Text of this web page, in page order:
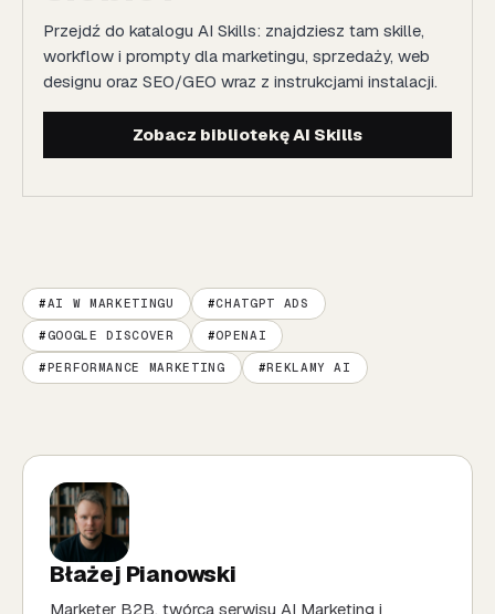
Przejdź do katalogu AI Skills: znajdziesz tam skille,
workflow i prompty dla marketingu, sprzedaży, web
designu oraz SEO/GEO wraz z instrukcjami instalacji.
Zobacz bibliotekę AI Skills
AI W MARKETINGU CHATGPT ADS
GOOGLE DISCOVER OPENAI
PERFORMANCE MARKETING REKLAMY AI
Błażej Pianowski
Marketer B2B, twórca serwisu AI Marketing i